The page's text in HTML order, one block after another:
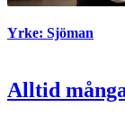
Yrke: Sjöman
Alltid